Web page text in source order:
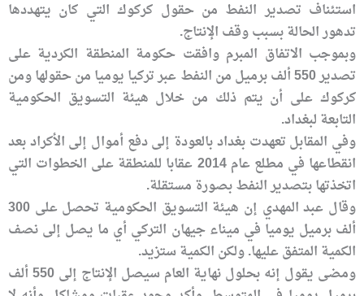
استئناف تصدير النفط من حقول كركوك التي كان يتهددها
تدهور الحالة بسبب وقف الإنتاج.
وبموجب الاتفاق المبرم وافقت حكومة المنطقة الكردية على
تصدير 550 ألف برميل من النفط عبر تركيا يوميا من حقولها ومن
كركوك على أن يتم ذلك من خلال هيئة التسويق الحكومية
التابعة لبغداد.
وفي المقابل تعهدت بغداد بالعودة إلى دفع أموال إلى الأكراد بعد
انقطاعها في مطلع عام 2014 عقابا للمنطقة على الخطوات التي
اتخذتها بتصدير النفط بصورة مستقلة.
وقال عبد المهدي إن هيئة التسويق الحكومية تحصل على 300
ألف برميل يوميا في ميناء جيهان التركي أي ما يصل إلى نصف
الكمية المتفق عليها. ولكن الكمية ستزيد.
ومضى يقول إنه بحلول نهاية العام سيصل الإنتاج إلى 550 ألف